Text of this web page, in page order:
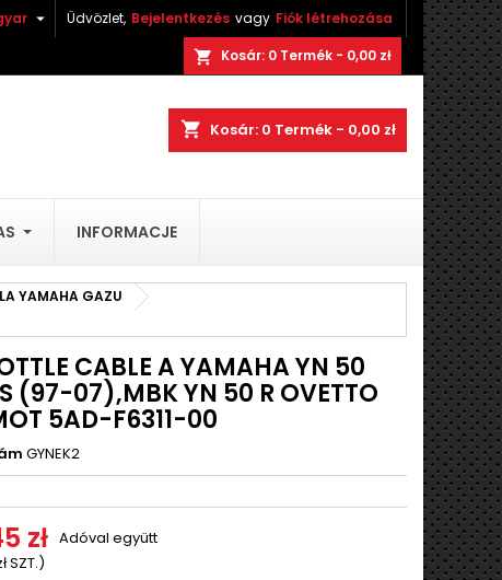
×
×
×
Üdvözlet, Bejelentkezés vagy Fiók létrehozása

shopping_cart Kosár: 0 Termék - 0,00 zł
shopping_cart Kosár: 0 Termék - 0,00 zł
INFORMACJE
YAMAHA GAZU
CABLE A YAMAHA YN 50
(97-07),MBK YN 50 R OVETTO
5AD-F6311-00
GYNEK2
zł
SZT.)
Adóval együtt